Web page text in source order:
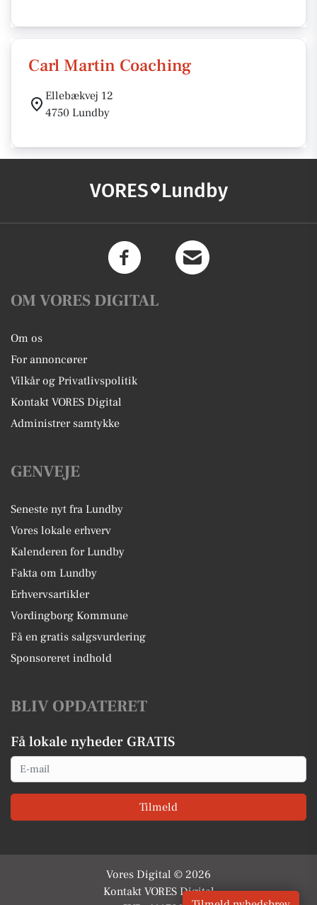
Carl Martin Coaching
Ellebækvej 12
4750 Lundby
VORES Lundby
OM VORES DIGITAL
Om os
For annoncører
Vilkår og Privatlivspolitik
Kontakt VORES Digital
Administrer samtykke
GENVEJE
Seneste nyt fra Lundby
Vores lokale erhverv
Kalenderen for Lundby
Fakta om Lundby
Erhvervsartikler
Vordingborg Kommune
Få en gratis salgsvurdering
Sponsoreret indhold
BLIV OPDATERET
Få lokale nyheder GRATIS
Email
Tilmeld
Vores Digital © 2026
Kontakt VORES Digital